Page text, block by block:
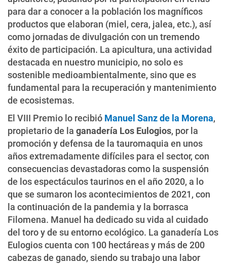
para dar a conocer a la población los magníficos
productos que elaboran (miel, cera, jalea, etc.), así
como jornadas de divulgación con un tremendo
éxito de participación. La apicultura, una actividad
destacada en nuestro municipio, no solo es
sostenible medioambientalmente, sino que es
fundamental para la recuperación y mantenimiento
de ecosistemas.
El VIII Premio lo recibió Manuel Sanz de la Morena,
propietario de la ganadería Los Eulogios, por la
promoción y defensa de la tauromaquia en unos
años extremadamente difíciles para el sector, con
consecuencias devastadoras como la suspensión
de los espectáculos taurinos en el año 2020, a lo
que se sumaron los acontecimientos de 2021, con
la continuación de la pandemia y la borrasca
Filomena. Manuel ha dedicado su vida al cuidado
del toro y de su entorno ecológico. La ganadería Los
Eulogios cuenta con 100 hectáreas y más de 200
cabezas de ganado, siendo su trabajo una labor